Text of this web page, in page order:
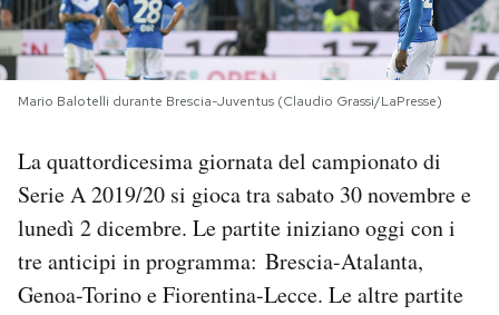
NEWSLETTER
I MIEI PREFERITI
SHOP
CALENDARIO
AREA PERSONALE
Mario Balotelli durante Brescia-Juventus (Claudio Grassi/LaPresse)
La quattordicesima giornata del campionato di
Serie A 2019/20 si gioca tra sabato 30 novembre e
lunedì 2 dicembre. Le partite iniziano oggi con i
tre anticipi in programma: Brescia-Atalanta,
Genoa-Torino e Fiorentina-Lecce. Le altre partite